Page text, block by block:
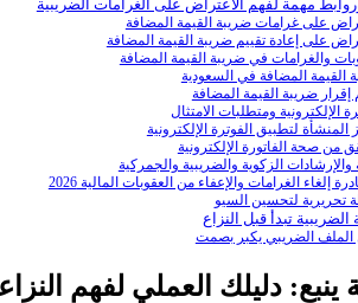
مهمة لفهم الاعتراض على الغرامات الضريبية
تحريرية لتحسين السيو
الضريبية تبدأ قبل النزاع
الملف الضريبي يكبر بصمت
دليلك العملي لفهم
أحمد عبد الرحمن الشطيري
محامٍ ومستشار قانوني